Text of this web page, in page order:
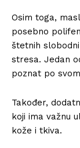
Osim toga,
posebno
štetnih
stresa. Jedan
poznat po
Također,
koji ima važnu
kože i tkiva.